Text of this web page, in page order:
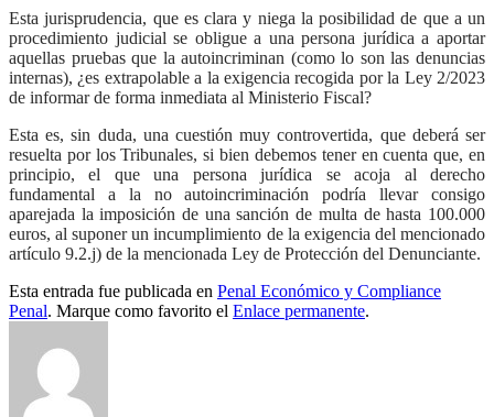
Esta jurisprudencia, que es clara y niega la posibilidad de que a un
procedimiento judicial se obligue a una persona jurídica a aportar
aquellas pruebas que la autoincriminan (como lo son las denuncias
internas), ¿es extrapolable a la exigencia recogida por la Ley 2/2023
de informar de forma inmediata al Ministerio Fiscal?
Esta es, sin duda, una cuestión muy controvertida, que deberá ser
resuelta por los Tribunales, si bien debemos tener en cuenta que, en
principio, el que una persona jurídica se acoja al derecho
fundamental a la no autoincriminación podría llevar consigo
aparejada la imposición de una sanción de multa de hasta 100.000
euros, al suponer un incumplimiento de la exigencia del mencionado
artículo 9.2.j) de la mencionada Ley de Protección del Denunciante.
Esta entrada fue publicada en Penal Económico y Compliance
Penal. Marque como favorito el Enlace permanente.